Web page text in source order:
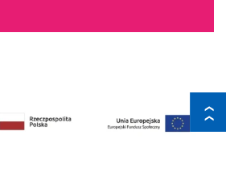
❯ ❯